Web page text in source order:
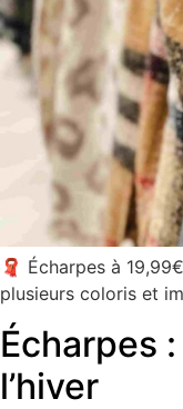
🧣 Écharpes à
plusieurs coloris et
Écharpes
l’hiver